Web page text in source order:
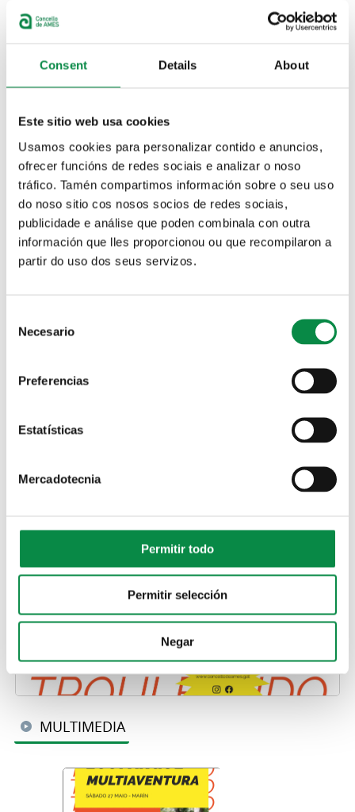
Consent Details About
Este sitio web usa cookies
Usamos cookies para personalizar contido e anuncios,
ofrecer funcións de redes sociais e analizar o noso
tráfico. Tamén compartimos información sobre o seu uso
do noso sitio cos nosos socios de redes sociais,
publicidade e análise que poden combinala con outra
información que lles proporcionou ou que recompilaron a
partir do uso dos seus servizos.
Selection
Necesario
Preferencias
Estatísticas
Mercadotecnia
Permitir todo
Permitir selección
Negar
de Bertamiráns (ás 8:30 horas) e dende a Casa da Cultura do
Milladoiro (ás 8:45 horas). O regreso aproximado está
horas en Bertamiráns.
Poden participar todos os mozos e mozas que estean
2010). É imprescindible anotarse previamente, enviando
ligazónao enderezo electrónico
xuventude@concellodeames.galentre os días 10 e 14 de
maio. As prazas son limitadas (hai 40 ocos, que se asignarán
por orde de chegada dos correos ata completarse).
Os rapaces e rapazas deberán ir provistos con calzado
cómodo de sola dura (deportivos ou de montaña), roupa
cómoda, gorra, crema solar, e, en caso de telos, de guantes
sen dedos. A empresa aportará o material necesario restante
desenvolver a actividade. Para calquera dúbida pódese
contactar co departamento de Xuventude escribindo ao seu
MULTIMEDIA